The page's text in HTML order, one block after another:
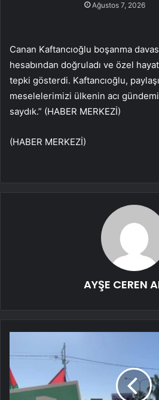
Ağustos 7, 2026
Canan Kaftancıoğlu boşanma
hesabından doğruladı ve özel
tepki gösterdi. Kaftancıoğlu,
meselelerimizi ülkenin acı
saydık.” (HABER MERKEZİ)
(HABER MERKEZİ)
AYŞE CEREN